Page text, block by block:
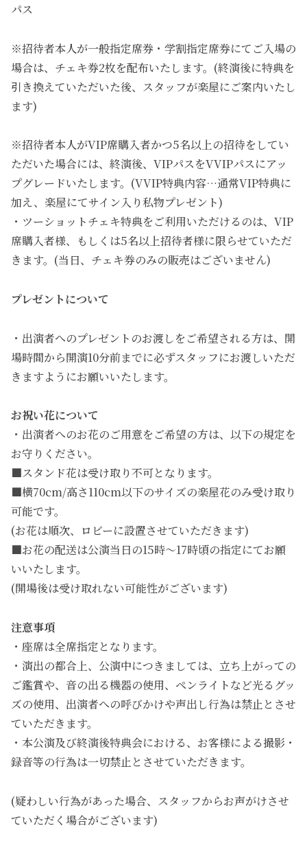
パス
※招待者本人が一般指定席券・学割指定席券にてご入場の
場合は、チェキ券2枚を配布いたします。(終演後に特典を
引き換えていただいた後、スタッフが楽屋にご案内いたし
ます)
※招待者本人がVIP席購入者かつ5名以上の招待をしてい
ただいた場合には、終演後、VIPパスをVVIPパスにアッ
プグレードいたします。(VVIP特典内容…通常VIP特典に
加え、楽屋にてサイン入り私物プレゼント)
・ツーショットチェキ特典をご利用いただけるのは、VIP
席購入者様、もしくは5名以上招待者様に限らせていただ
きます。(当日、チェキ券のみの販売はございません)
プレゼントについて
・出演者へのプレゼントのお渡しをご希望される方は、開
場時間から開演10分前までに必ずスタッフにお渡しいただ
きますようにお願いいたします。
お祝い花について
・出演者へのお花のご用意をご希望の方は、以下の規定を
お守りください。
■スタンド花は受け取り不可となります。
■横70cm/高さ110cm以下のサイズの楽屋花のみ受け取り
可能です。
(お花は順次、ロビーに設置させていただきます)
■お花の配送は公演当日の15時〜17時頃の指定にてお願
いいたします。
(開場後は受け取れない可能性がございます)
注意事項
・座席は全席指定となります。
・演出の都合上、公演中につきましては、立ち上がっての
ご鑑賞や、音の出る機器の使用、ペンライトなど光るグッ
ズの使用、出演者への呼びかけや声出し行為は禁止とさせ
ていただきます。
・本公演及び終演後特典会における、お客様による撮影・
録音等の行為は一切禁止とさせていただきます。
(疑わしい行為があった場合、スタッフからお声がけさせ
ていただく場合がございます)